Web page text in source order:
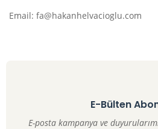
Email: fa@hakanhelvacioglu.com
E-Bülten
E-posta kampanya ve